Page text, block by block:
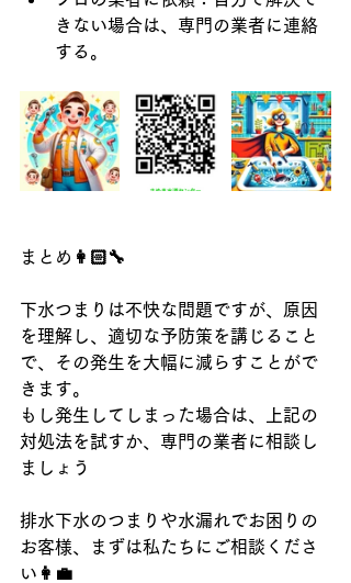
きない場合は、専門の業者に連絡
する。
まとめ👩🏻‍🔧
下水つまりは不快な問題ですが、原因
を理解し、適切な予防策を講じること
で、その発生を大幅に減らすことがで
きます。
もし発生してしまった場合は、上記の
対処法を試すか、専門の業者に相談し
ましょう
排水下水のつまりや水漏れでお困りの
お客様、まずは私たちにご相談くださ
い👩‍💼